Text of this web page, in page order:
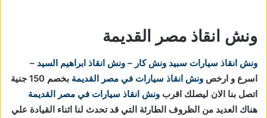
ونش انقاذ مصر القديمة
ونش انقاذ سيارات سبيد ونش كار – ونش انقاذ ابراهيم السيد –
اسرع و ارخص ونش انقاذ سيارات في مصر القديمة
بخصم 150 جنية
اتصل بنا الان ليصلك اقرب ونش انقاذ سيارات في مصر القديمة
هناك العديد من الظروف الطارئة التي قد تحدث لنا اثناء القيادة علي